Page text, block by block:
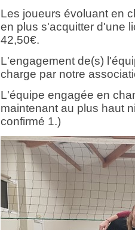
Les joueurs évoluant en
en plus s'acquitter d'une
42,50€.
L'engagement de(s)
charge par notre
L'équipe engagée en
maintenant au plus haut
confirmé 1.)